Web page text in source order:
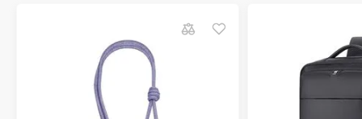
Produkt znajduje się w kategoriach